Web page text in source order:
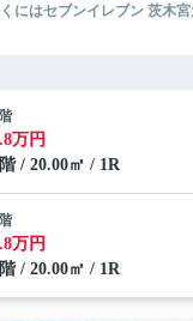
にはセブンイレブン 茨木
万円
/ 20.00㎡ / 1R
万円
/ 20.00㎡ / 1R